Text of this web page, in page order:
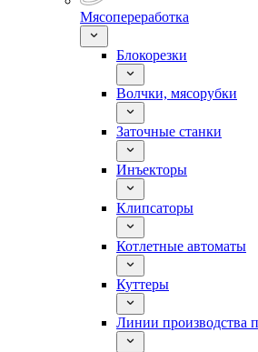
Мясопереработка
Блокорезки
Волчки, мясорубки
Заточные станки
Инъекторы
Клипсаторы
Котлетные автоматы
Куттеры
Линии производства